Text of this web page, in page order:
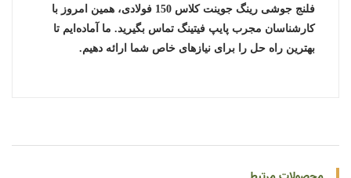
فلنج جوشی رینگ جوینت کلاس 150 فولادی، همین امروز با
کارشناسان مجرب پایپ فیتینگ تماس بگیرید. ما آماده‌ایم تا
بهترین راه حل را برای نیازهای خاص شما ارائه دهیم.